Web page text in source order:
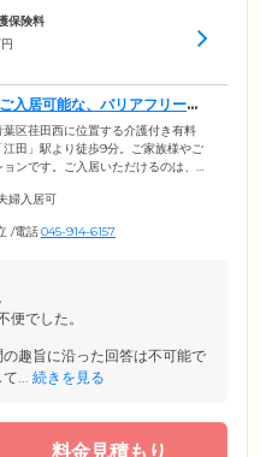
保険料
入居可能な、バリアフリー設
葉区荏田西に位置する介護付き有料
田」駅より徒歩9分。ご家族様やご
ンです。ご入居いただけるのは、
、幅広い身体状況の方々が暮らし
各所に手すりを設置しているの
婦入居可
/電話045-914-6157
便でした。
趣旨に沿った回答は不可能で
... 続きを見る
料金見積もり